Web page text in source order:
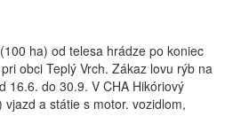
ha) od telesa hrádze po koniec
obci Teplý Vrch. Zákaz lovu rýb na
16.6. do 30.9. V CHA Hikóriový
a státie s motor. vozidlom,